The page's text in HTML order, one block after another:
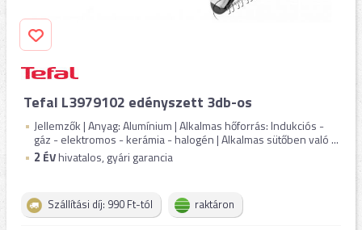
Tefal L3979102 edényszett 3db-os
Jellemzők | Anyag: Alumínium | Alkalmas hőforrás: Indukciós -
gáz - elektromos - kerámia - halogén | Alkalmas sütőben való ...
2 ÉVhivatalos, gyári garancia
Szállítási díj: 990 Ft-tól raktáron